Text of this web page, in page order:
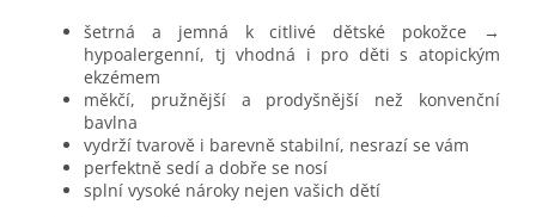
šetrná a jemná k citlivé dětské pokožce →
hypoalergenní, tj vhodná i pro děti s atopickým
ekzémem
měkčí, pružnější a prodyšnější než konvenční
bavlna
vydrží tvarově i barevně stabilní, nesrazí se vám
perfektně sedí a dobře se nosí
splní vysoké nároky nejen vašich dětí